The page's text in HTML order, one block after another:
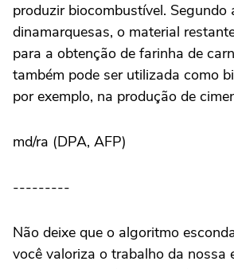
produzir biocombustível. Segundo
dinamarquesas, o material
para a obtenção de farinha de
também pode ser utilizada como
por exemplo, na produção de
md/ra (DPA, AFP)
---------
Não deixe que o algoritmo
você valoriza o trabalho da nossa